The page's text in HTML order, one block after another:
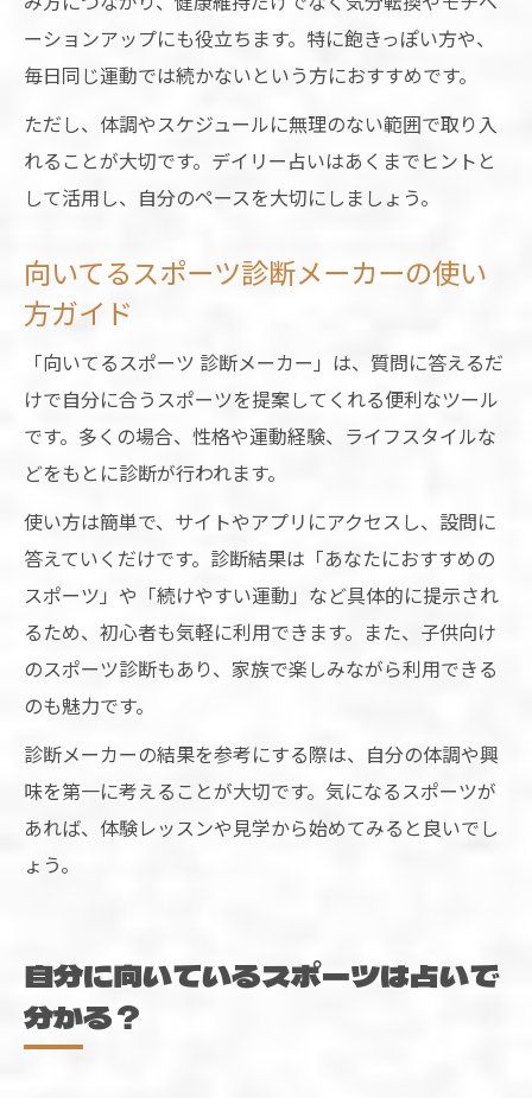
ーションアップにも役立ちます。特に飽きっぽい方や、
毎日同じ運動では続かないという方におすすめです。
ただし、体調やスケジュールに無理のない範囲で取り入
れることが大切です。デイリー占いはあくまでヒントと
して活用し、自分のペースを大切にしましょう。
向いてるスポーツ診断メーカーの使い
方ガイド
「向いてるスポーツ 診断メーカー」は、質問に答えるだ
けで自分に合うスポーツを提案してくれる便利なツール
です。多くの場合、性格や運動経験、ライフスタイルな
どをもとに診断が行われます。
使い方は簡単で、サイトやアプリにアクセスし、設問に
答えていくだけです。診断結果は「あなたにおすすめの
スポーツ」や「続けやすい運動」など具体的に提示され
るため、初心者も気軽に利用できます。また、子供向け
のスポーツ診断もあり、家族で楽しみながら利用できる
のも魅力です。
診断メーカーの結果を参考にする際は、自分の体調や興
味を第一に考えることが大切です。気になるスポーツが
あれば、体験レッスンや見学から始めてみると良いでし
ょう。
自分に向いているスポーツは占いで
分かる？